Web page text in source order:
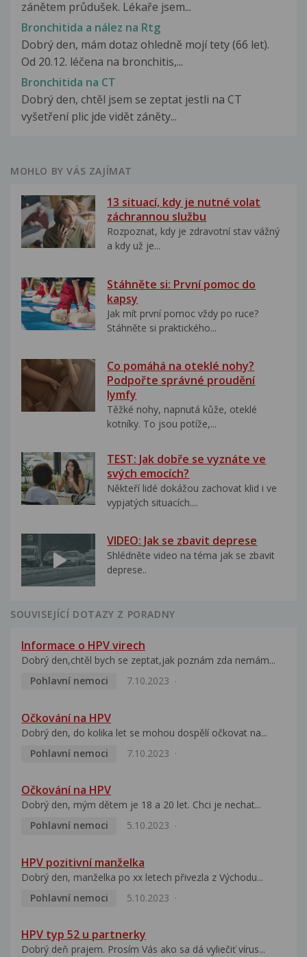
zánětem průdušek. Lékaře jsem...
Bronchitida a nález na Rtg
Dobrý den, mám dotaz ohledně mojí tety (66 let).
Od 20.12. léčena na bronchitis,...
Bronchitida na CT
Dobrý den, chtěl jsem se zeptat jestli na CT
vyšetření plic jde vidět záněty...
MOHLO BY VÁS ZAJÍMAT
13 situací, kdy je nutné volat
záchrannou službu
Rozpoznat, kdy je zdravotní stav vážný
a kdy už je...
Stáhněte si: První pomoc do
kapsy
Jak mít první pomoc vždy po ruce?
Stáhněte si praktického...
Co pomáhá na oteklé nohy?
Podpořte správné proudění
lymfy
Těžké nohy, napnutá kůže, oteklé
kotníky. To jsou potíže,...
TEST: Jak dobře se vyznáte ve
svých emocích?
Někteří lidé dokážou zachovat klid i ve
vypjatých situacích....
VIDEO: Jak se zbavit deprese
Shlédněte video na téma jak se zbavit
deprese..
SOUVISEJÍCÍ DOTAZY Z PORADNY
Informace o HPV virech
Dobrý den,chtěl bych se zeptat,jak poznám zda nemám...
Pohlavní nemoci
7.10.2023
Očkování na HPV
Dobrý den, do kolika let se mohou dospělí očkovat na...
Pohlavní nemoci
7.10.2023
Očkování na HPV
Dobrý den, mým dětem je 18 a 20 let. Chci je nechat...
Pohlavní nemoci
5.10.2023
HPV pozitivní manželka
Dobrý den, manželka po xx letech přivezla z Východu...
Pohlavní nemoci
5.10.2023
HPV typ 52 u partnerky
Dobrý deň prajem. Prosím Vás ako sa dá vyliečiť vírus...